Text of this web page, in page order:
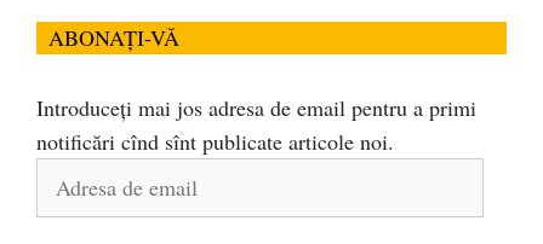
ABONAȚI-VĂ
Introduceți mai jos adresa de email pentru a primi
notificări cînd sînt publicate articole noi.